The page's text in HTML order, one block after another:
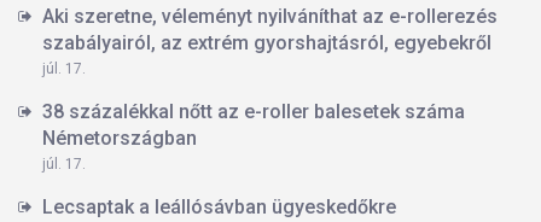
Aki szeretne, véleményt nyilváníthat az e-rollerezés
szabályairól, az extrém gyorshajtásról, egyebekről
júl. 17.
38 százalékkal nőtt az e-roller balesetek száma
Németországban
júl. 17.
Lecsaptak a leállósávban ügyeskedőkre